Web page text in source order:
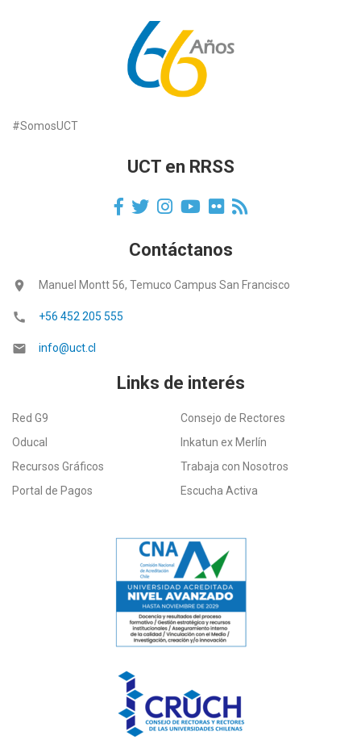
#SomosUCT
UCT en RRSS
Contáctanos
location_on Manuel Montt 56, Temuco Campus San Francisco
call +56 452 205 555
email info@uct.cl
Links de interés
Red G9
Consejo de Rectores
Oducal
Inkatun ex Merlín
Recursos Gráficos
Trabaja con Nosotros
Portal de Pagos
Escucha Activa